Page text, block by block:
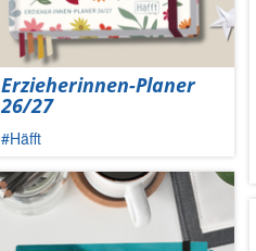
Erzieherinnen-Planer
26/27
#Häfft